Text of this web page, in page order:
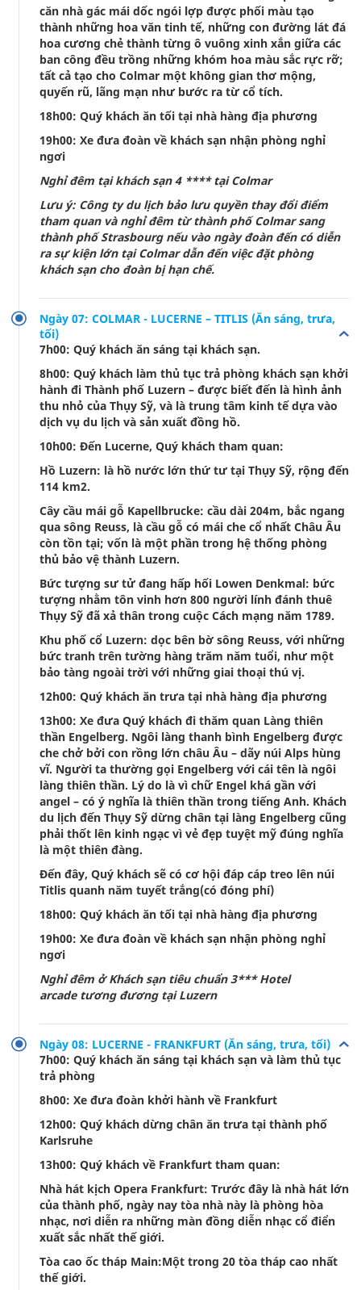
căn nhà gác mái dốc ngói lợp được phối màu tạo
thành những hoa văn tinh tế, những con đường lát đá
hoa cương chẻ thành từng ô vuông xinh xắn giữa các
ban công đều trồng những khóm hoa màu sắc rực rỡ;
tất cả tạo cho Colmar một không gian thơ mộng,
quyến rũ, lãng mạn như bước ra từ cổ tích.
18h00: Quý khách ăn tối tại nhà hàng địa phương
19h00: Xe đưa đoàn về khách sạn nhận phòng nghỉ
ngơi
Nghỉ đêm tại khách sạn 4 **** tại Colmar
Lưu ý: Công ty du lịch bảo lưu quyền thay đổi điểm
tham quan và nghỉ đêm từ thành phố Colmar sang
thành phố Strasbourg nếu vào ngày đoàn đến có diễn
ra sự kiện lớn tại Colmar dẫn đến việc đặt phòng
khách sạn cho đoàn bị hạn chế.
Ngày 07: COLMAR - LUCERNE – TITLIS (Ăn sáng, trưa,
tối)
7h00: Quý khách ăn sáng tại khách sạn.
8h00: Quý khách làm thủ tục trả phòng khách sạn khởi
hành đi Thành phố Luzern – được biết đến là hình ảnh
thu nhỏ của Thụy Sỹ, và là trung tâm kinh tế dựa vào
dịch vụ du lịch và sản xuất đồng hồ.
10h00: Đến Lucerne, Quý khách tham quan:
Hồ Luzern: là hồ nước lớn thứ tư tại Thụy Sỹ, rộng đến
114 km2.
Cây cầu mái gỗ Kapellbrucke: cầu dài 204m, bắc ngang
qua sông Reuss, là cầu gỗ có mái che cổ nhất Châu Âu
còn tồn tại; vốn là một phần trong hệ thống phòng
thủ bảo vệ thành Luzern.
Bức tượng sư tử đang hấp hối Lowen Denkmal: bức
tượng nhằm tôn vinh hơn 800 người lính đánh thuê
Thụy Sỹ đã xả thân trong cuộc Cách mạng năm 1789.
Khu phố cổ Luzern: dọc bên bờ sông Reuss, với những
bức tranh trên tường hàng trăm năm tuổi, như một
bảo tàng ngoài trời với những giai thoại thú vị.
12h00: Quý khách ăn trưa tại nhà hàng địa phương
13h00: Xe đưa Quý khách đi thăm quan Làng thiên
thần Engelberg. Ngôi làng thanh bình Engelberg được
che chở bởi con rồng lớn châu Âu – dãy núi Alps hùng
vĩ. Người ta thường gọi Engelberg với cái tên là ngôi
làng thiên thần. Lý do là vì chữ Engel khá gần với
angel – có ý nghĩa là thiên thần trong tiếng Anh. Khách
du lịch đến Thụy Sỹ dừng chân tại làng Engelberg cũng
phải thốt lên kinh ngạc vì vẻ đẹp tuyệt mỹ đúng nghĩa
là một thiên đàng.
Đến đây, Quý khách sẽ có cơ hội đáp cáp treo lên núi
Titlis quanh năm tuyết trắng(có đóng phí)
18h00: Quý khách ăn tối tại nhà hàng địa phương
19h00: Xe đưa đoàn về khách sạn nhận phòng nghỉ
ngơi
Nghỉ đêm ở Khách sạn tiêu chuẩn 3*** Hotel
arcade tương đương tại Luzern
Ngày 08: LUCERNE - FRANKFURT (Ăn sáng, trưa, tối)
7h00: Quý khách ăn sáng tại khách sạn và làm thủ tục
trả phòng
8h00: Xe đưa đoàn khởi hành về Frankfurt
12h00: Quý khách dừng chân ăn trưa tại thành phố
Karlsruhe
13h00: Quý khách về Frankfurt tham quan:
Nhà hát kịch Opera Frankfurt: Trước đây là nhà hát lớn
của thành phố, ngày nay tòa nhà này là phòng hòa
nhạc, nơi diễn ra những màn đồng diễn nhạc cổ điển
xuất sắc nhất thế giới.
Tòa cao ốc tháp Main:Một trong 20 tòa tháp cao nhất
thế giới.